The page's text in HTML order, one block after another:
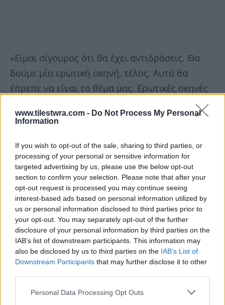
www.tilestwra.com - Do Not Process My Personal
Information
If you wish to opt-out of the sale, sharing to third parties, or
processing of your personal or sensitive information for
targeted advertising by us, please use the below opt-out
section to confirm your selection. Please note that after your
opt-out request is processed you may continue seeing
interest-based ads based on personal information utilized by
us or personal information disclosed to third parties prior to
your opt-out. You may separately opt-out of the further
disclosure of your personal information by third parties on the
IAB’s list of downstream participants. This information may
also be disclosed by us to third parties on the IAB’s List of
Downstream Participants that may further disclose it to other
Personal Data Processing Opt Outs
«Είμαι σίγουρος ότι θα έχει αντιδράσεις. Θα
δούμε μία ερωτική σκηνή, τέλος. Αυτό θα
έπρεπε να είναι το θέμα μας. Ερωτικές σκηνές
έχουμε δει σε πάρα πολλά σίριαλ, μέχρι εκεί
όμως. Δεν καταλαβαίνω γιατί πρέπει να ενοχλεί
διαφορετικού φύλου…
Τι διαφορά έχει; Είναι μια ερωτική σκηνή. Αν
θέλουμε εμείς να είμαστε υποκριτές και να
πιστεύουμε ότι αυτά δε γίνονται, οκ. Μην πάμε
τώρα πια και σε γραφικότητες του στυλ να το
κρατάνε για την πάρτι τους. Για μένα αυτά
είναι γραφικότητες όλα», ξεκαθάρισε ο
Γεράσιμος Σκιαδαρέσης.